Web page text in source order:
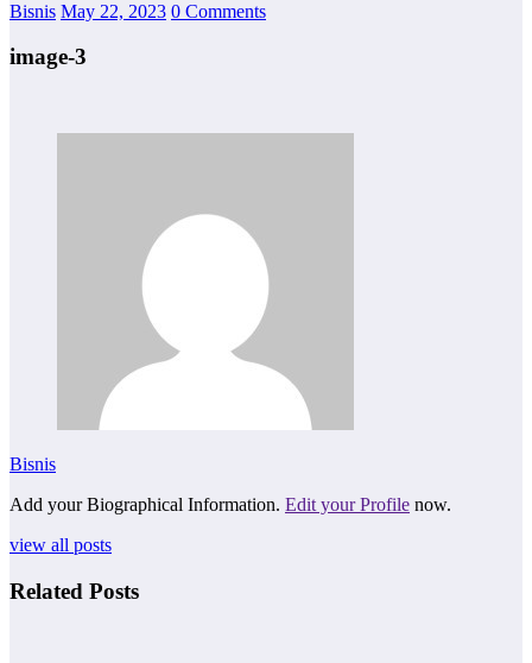
Bisnis May 22, 2023 0 Comments
image-3
Bisnis
Add your Biographical Information. Edit your Profile now.
view all posts
Related Posts